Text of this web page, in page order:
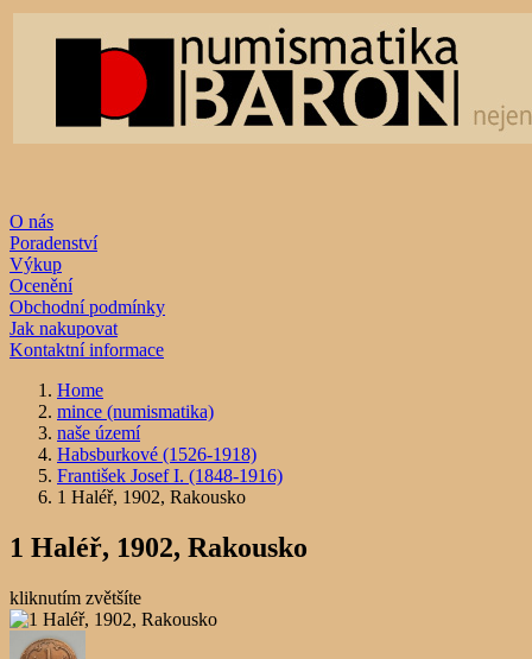
O nás
Poradenství
Výkup
Ocenění
Obchodní podmínky
Jak nakupovat
Kontaktní informace
Home
mince (numismatika)
naše území
Habsburkové (1526-1918)
František Josef I. (1848-1916)
1 Haléř, 1902, Rakousko
1 Haléř, 1902, Rakousko
kliknutím zvětšíte